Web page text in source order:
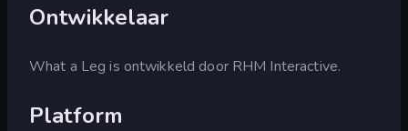
Ontwikkelaar
What a Leg is ontwikkeld door RHM Interactive.
Platform